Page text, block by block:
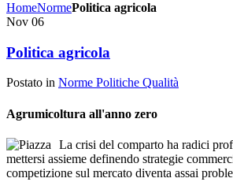
HomeNormePolitica agricola
Nov 06
Politica agricola
Postato in Norme Politiche Qualità
Agrumicoltura all'anno zero
La crisi del comparto ha radici
mettersi assieme definendo strategie
competizione sul mercato diventa assai